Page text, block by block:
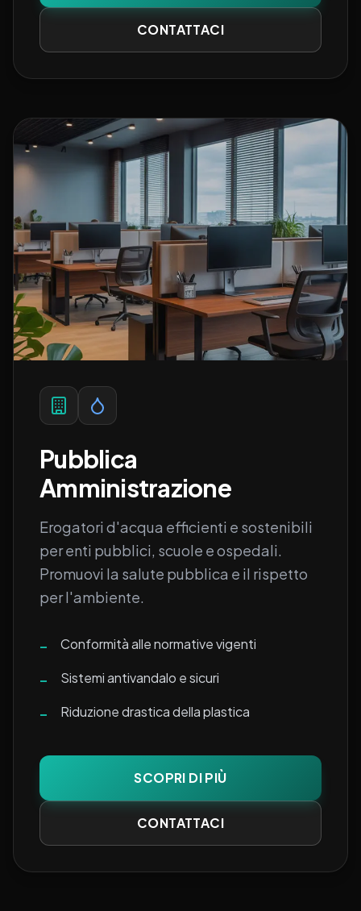
CONTATTACI
Pubblica
Amministrazione
Erogatori d'acqua efficienti e sostenibili
per enti pubblici, scuole e ospedali.
Promuovi la salute pubblica e il rispetto
per l'ambiente.
– Conformità alle normative vigenti
– Sistemi antivandalo e sicuri
– Riduzione drastica della plastica
SCOPRI DI PIÙ
CONTATTACI